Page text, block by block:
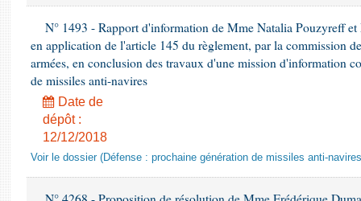
N° 1493 - Rapport d'information de Mme Natalia Pouzyreff
en application de l'article 145 du règlement, par la commission
armées, en conclusion des travaux d'une mission d'information
de missiles anti-navires
Date de
dépôt :
12/12/2018
Voir le dossier (Défense : prochaine génération de missiles anti-